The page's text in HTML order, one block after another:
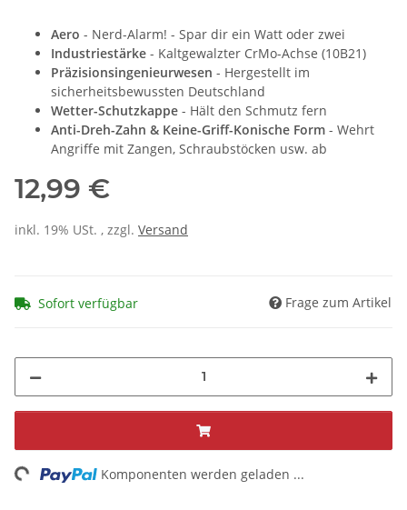
Aero - Nerd-Alarm! - Spar dir ein Watt oder zwei
Industriestärke - Kaltgewalzter CrMo-Achse (10B21)
Präzisionsingenieurwesen - Hergestellt im
sicherheitsbewussten Deutschland
Wetter-Schutzkappe - Hält den Schmutz fern
Anti-Dreh-Zahn & Keine-Griff-Konische Form - Wehrt
Angriffe mit Zangen, Schraubstöcken usw. ab
12,99 €
inkl. 19% USt. , zzgl. Versand
Sofort verfügbar Frage zum Artikel
Komponenten werden geladen ...